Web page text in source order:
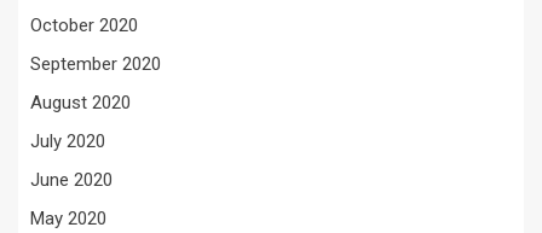
October 2020
September 2020
August 2020
July 2020
June 2020
May 2020